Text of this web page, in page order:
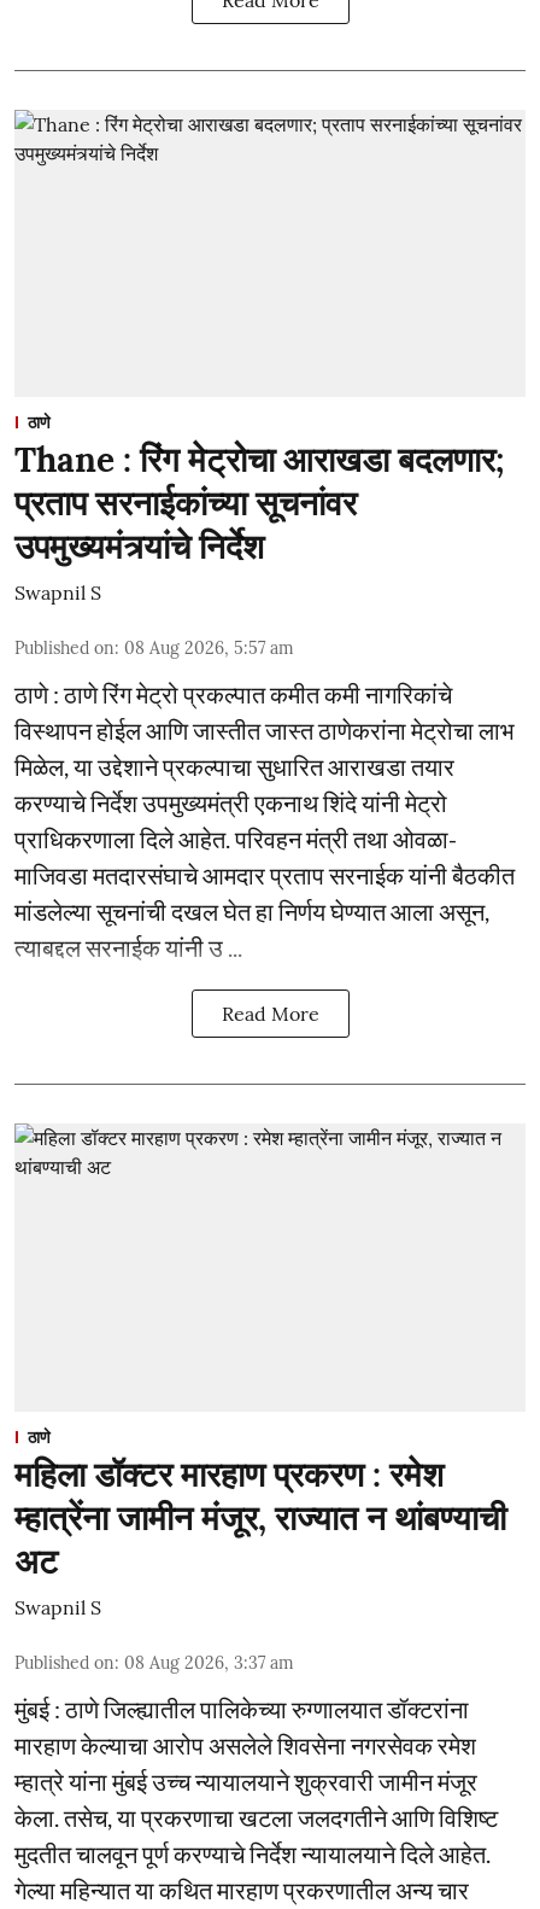
ठाणे
Thane : रिंग मेट्रोचा आराखडा बदलणार;
प्रताप सरनाईकांच्या सूचनांवर
उपमुख्यमंत्र्यांचे निर्देश
Swapnil S
Published on: 08 Aug 2026, 5:57 am
ठाणे : ठाणे रिंग मेट्रो प्रकल्पात कमीत कमी नागरिकांचे
विस्थापन होईल आणि जास्तीत जास्त ठाणेकरांना मेट्रोचा लाभ
मिळेल, या उद्देशाने प्रकल्पाचा सुधारित आराखडा तयार
करण्याचे निर्देश उपमुख्यमंत्री एकनाथ शिंदे यांनी मेट्रो
प्राधिकरणाला दिले आहेत. परिवहन मंत्री तथा ओवळा-
माजिवडा मतदारसंघाचे आमदार प्रताप सरनाईक यांनी बैठकीत
मांडलेल्या सूचनांची दखल घेत हा निर्णय घेण्यात आला असून,
त्याबद्दल सरनाईक यांनी उ ...
Read More
ठाणे
महिला डॉक्टर मारहाण प्रकरण : रमेश
म्हात्रेंना जामीन मंजूर, राज्यात न थांबण्याची
अट
Swapnil S
Published on: 08 Aug 2026, 3:37 am
मुंबई : ठाणे जिल्ह्यातील पालिकेच्या रुग्णालयात डॉक्टरांना
मारहाण केल्याचा आरोप असलेले शिवसेना नगरसेवक रमेश
म्हात्रे यांना मुंबई उच्च न्यायालयाने शुक्रवारी जामीन मंजूर
केला. तसेच, या प्रकरणाचा खटला जलदगतीने आणि विशिष्ट
मुदतीत चालवून पूर्ण करण्याचे निर्देश न्यायालयाने दिले आहेत.
गेल्या महिन्यात या कथित मारहाण प्रकरणातील अन्य चार